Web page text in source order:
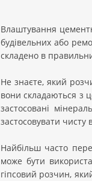
Влаштування
будівельних або
складено в
Не знаєте, який
вони складаються з
застосовані
застосовувати чисту
Найбільш часто
може бути
гіпсовий розчин,